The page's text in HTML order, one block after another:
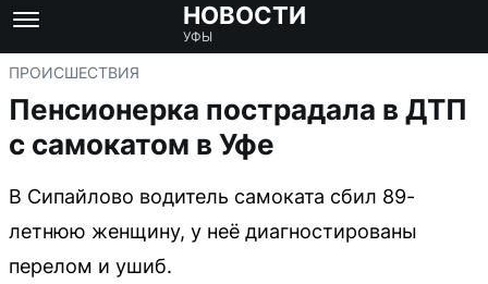
НОВОСТИ
УФЫ
ПРОИСШЕСТВИЯ
Пенсионерка пострадала в ДТП
с самокатом в Уфе
В Сипайлово водитель самоката сбил 89-
летнюю женщину, у неё диагностированы
перелом и ушиб.